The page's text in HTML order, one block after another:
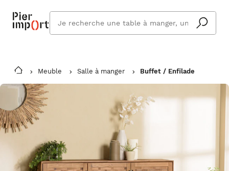
cherchez
vous ?
Meuble Salle à manger Buffet / Enfilade